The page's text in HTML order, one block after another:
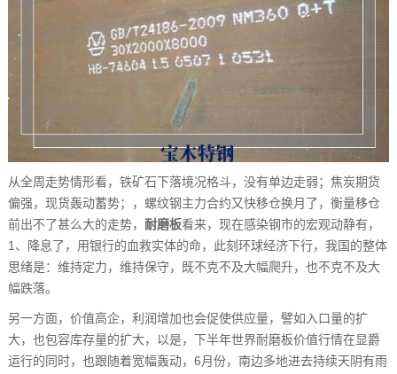
从全周走势情形看，铁矿石下落境况格斗，没有单边走弱；焦炭期货
偏强，现货轰动蓄势；，螺纹钢主力合约又快移仓换月了，衡量移仓
前出不了甚么大的走势，耐磨板看来，现在感染钢市的宏观动静有，
1、降息了，用银行的血救实体的命，此刻环球经济下行，我国的整体
思绪是：维持定力，维持保守，既不克不及大幅爬升，也不克不及大
幅跌落。
另一方面，价值高企，利润增加也会促使供应量，譬如入口量的扩
大，也包容库存量的扩大，以是，下半年世界耐磨板价值行情在显爵
运行的同时，也跟随着宽幅轰动，6月份，南边多地进去持续天阴有雨